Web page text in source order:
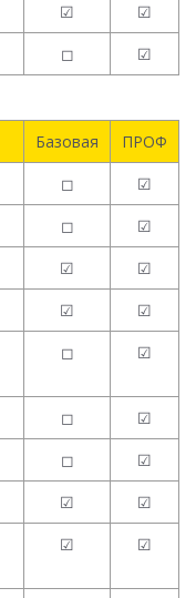
☑
☑
◻ ☑
Базовая
ПРОФ
◻
☑
◻
☑
☑
☑
☑
☑
◻ ☑
◻
☑
◻
☑
☑
☑
☑ ☑